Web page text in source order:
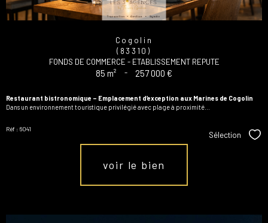
Cogolin
(83310)
FONDS DE COMMERCE - ETABLISSEMENT REPUTE
85 m² - 257 000 €
Restaurant bistronomique – Emplacement d’exception aux Marines de Cogolin
Dans un environnement touristique privilégié avec plage à proximité...
Réf : 6041
Sélection
voir le bien